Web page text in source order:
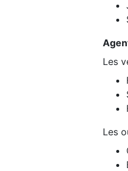
Les
Les